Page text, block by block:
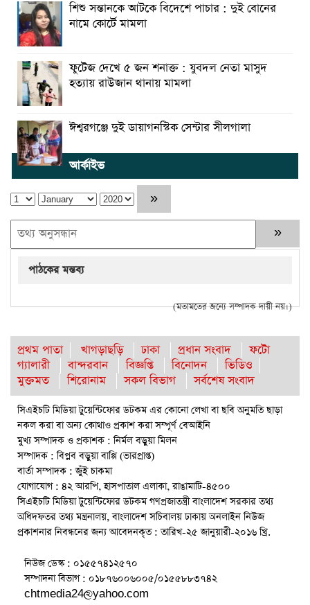
শিশু সন্তানকে আটকে বিদেশে পাচার : দুই বোনের
নামে কোর্টে মামলা
ফুটেজ দেখে ৫ জন শনাক্ত : যুবদল নেতা মাসুদ
হত্যায় রাউজান থানায় মামলা
ঈশ্বরগঞ্জে দুই ডায়াগনস্টিক সেন্টার সীলগালা
আর্কাইভ
পাঠকের মন্তব্য
(মতামতের জন্যে সম্পাদক দায়ী নয়।)
প্রথম পাতা খাগড়াছড়ি ঢাকা প্রধান সংবাদ
ফটো
গ্যালারী
বান্দরবান বিজ্ঞপ্তি বিনোদন
ভিডিও
মুক্তমত
শিরোনাম সকল বিভাগ সর্বশেষ সংবাদ
সিএইচটি মিডিয়া টুয়েন্টিফোর ডটকম এর কোনো লেখা বা ছবি অনুমতি ছাড়া
নকল করা বা অন্য কোথাও প্রকাশ করা সম্পূর্ণ বেআইনি
মুখ্য সম্পাদক ও প্রকাশক : নির্মল বড়ুয়া মিলন
সম্পাদক : বিপ্লব বড়ুয়া বাপ্পি (ভারপ্রাপ্ত)
বার্তা সম্পাদক : জুঁই চাকমা
যোগাযোগ : ৪২ আরপি, হাসপাতাল এলাকা, রাঙামাটি-৪৫০০
সিএইচটি মিডিয়া টুয়েন্টিফোর ডটকম গণপ্রজাতন্ত্রী বাংলাদেশ সরকার তথ্য
অধিদফতর তথ্য মন্ত্রনালয়, বাংলাদেশ সচিবালয় ঢাকায় অনলাইন নিউজ
প্রকাশনার নিবন্ধনের জন্য আবেদনকৃত : তারিখ-২৫ জানুয়ারী-২০১৬ খ্রি.
নিউজ ডেস্ক : ০১৫৫৭৪১২৫৭০
সম্পাদনা বিভাগ : ০১৮৭৬০০৬০০৫/০১৫৫৮৮৩৭৪২
chtmedia24@yahoo.com